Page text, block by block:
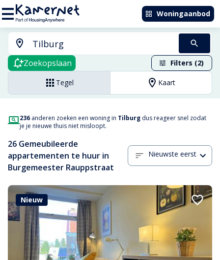
Woningaanbod
Zoekopslaan Filters (2)
Tegel Kaart
236 anderen zoeken een woning in Tilburg dus reageer snel zodat
je je nieuwe thuis niet misloopt.
26 Gemeubileerde
appartementen te huur in
Burgemeester Rauppstraat
Nieuwste eerst
Nieuw